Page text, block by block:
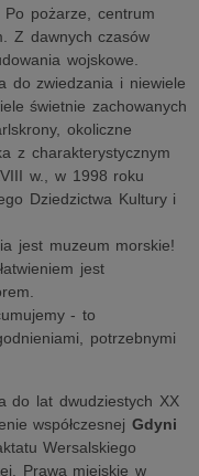
Po pożarze, centrum
Z dawnych czasów
wojskowe.
do zwiedzania i niewiele
świetnie zachowanych
okoliczne
z charakterystycznym
w., w 1998 roku
Dziedzictwa Kultury i
jest muzeum morskie!
jest
- to
potrzebnymi
do lat dwudziestych XX
współczesnej Gdyni
Wersalskiego
Prawa miejskie w